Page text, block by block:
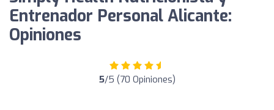
Entrenador Personal Alicante:
Opiniones
5/5 (70 Opiniones)